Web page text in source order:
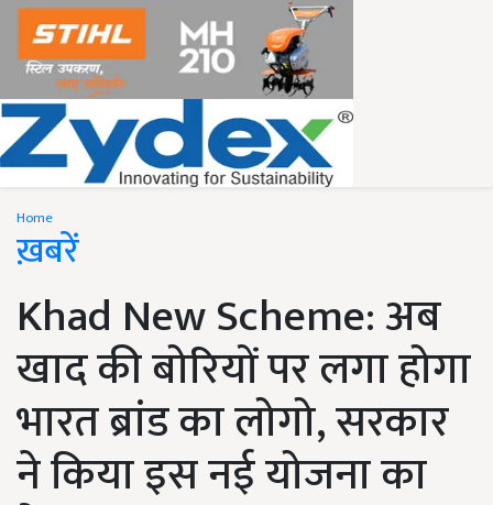
Home
ख़बरें
Khad New Scheme: अब
खाद की बोरियों पर लगा होगा
भारत ब्रांड का लोगो, सरकार
ने किया इस नई योजना का